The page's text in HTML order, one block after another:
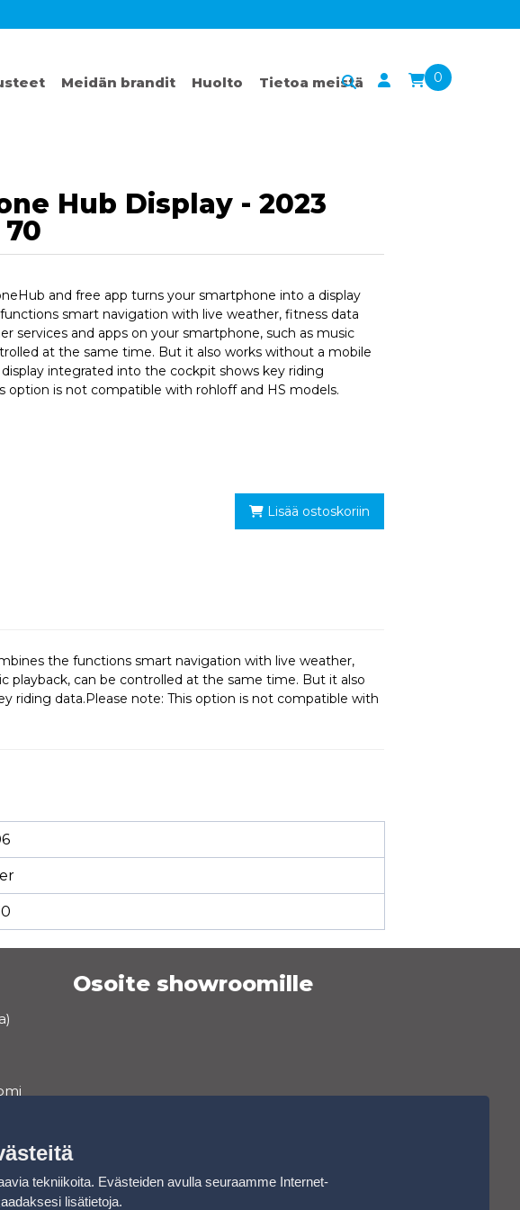
Meidän brandit Huolto Tietoa meistä 0
Hub Display - 2023
and free app turns your smartphone into a display
smart navigation with live weather, fitness data
services and apps on your smartphone, such as music
at the same time. But it also works without a mobile
display integrated into the cockpit shows key riding
option is not compatible with rohloff and HS models.
Lisää ostoskoriin
the functions smart navigation with live weather,
playback, can be controlled at the same time. But it also
riding data.Please note: This option is not compatible with
Osoite showroomille
tekniikoita. Evästeiden avulla seuraamme Internet-
lisätietoja.